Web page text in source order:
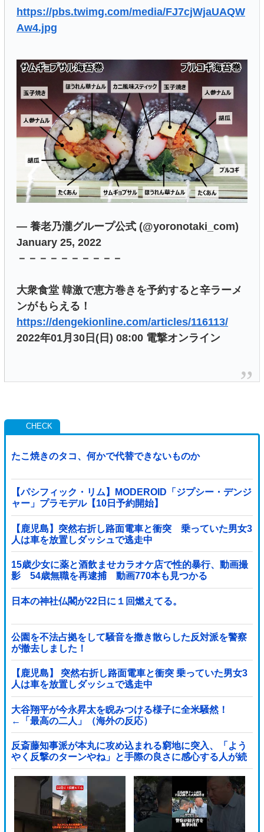
https://pbs.twimg.com/media/FJ7cjWjaUAQW
Aw4.jpg
― 養老乃瀧グループ公式 (@yoronotaki_com)
January 25, 2022
－－－－－－－－－－
大衆食堂 韓激で恵方巻きを予約すると辛ラーメ
ンがもらえる！
https://dengekionline.com/articles/116113/
2022年01月30日(日) 08:00 電撃オンライン
たこ焼きのタコ、何かで代替できないものか
【パシフィック・リム】MODEROID「ジプシー・デンジ
ャー」プラモデル【10日予約開始】
【鹿児島】突然右折し路面電車と衝突 乗っていた男女3
人は車を放置しダッシュで逃走中
15歳少女に薬と酒飲ませカラオケ店で性的暴行、動画撮
影 54歳無職を再逮捕 動画770本も見つかる
日本の神社仏閣が22日に１回燃えてる。
公園を不法占拠をして騒音を撒き散らした反対派を警察
が撤去しました！
【鹿児島】 突然右折し路面電車と衝突 乗っていた男女3
人は車を放置しダッシュで逃走中
大谷翔平が今永昇太を睨みつける様子に全米騒然！
←「最高の二人」（海外の反応）
反斎藤知事派が本丸に攻め込まれる窮地に突入、「よう
やく反撃のターンやね」と手際の良さに感心する人が続
出中他